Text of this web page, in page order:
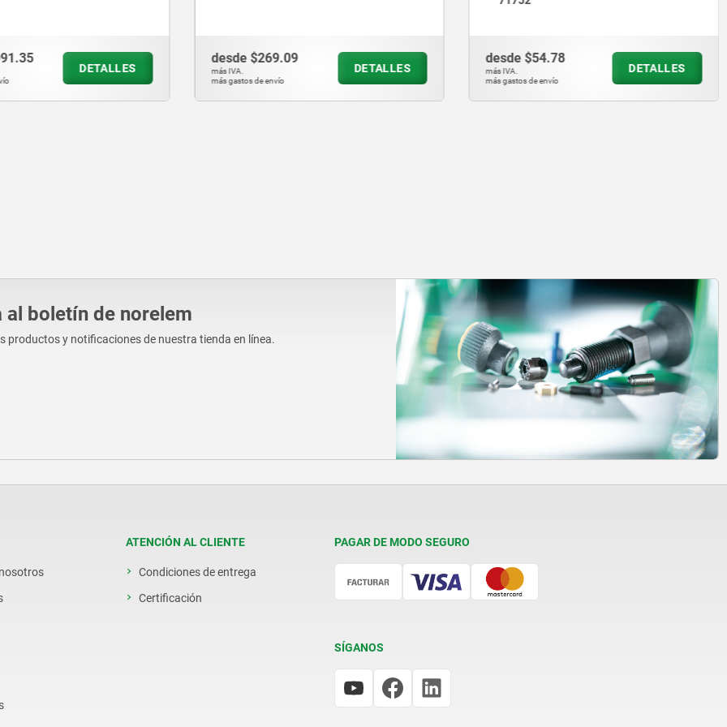
DETALLES
desde $54.78
más IVA.
más gastos de envío
DETALLES
desde $68.94
más IVA.
más gastos de envío
DETALLES
al boletín de norelem
productos y notificaciones de nuestra tienda en línea.
ATENCIÓN AL CLIENTE
Condiciones de entrega
Certificación
PAGAR DE MODO SEGURO
SÍGANOS